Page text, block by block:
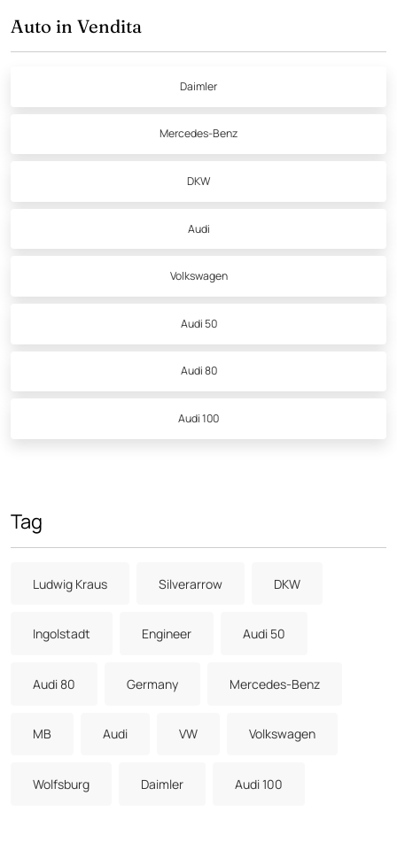
Auto in Vendita
Daimler
Mercedes-Benz
DKW
Audi
Volkswagen
Audi 50
Audi 80
Audi 100
Tag
Ludwig Kraus Silverarrow DKW
Ingolstadt Engineer Audi 50
Audi 80 Germany Mercedes-Benz
MB Audi VW Volkswagen
Wolfsburg Daimler Audi 100